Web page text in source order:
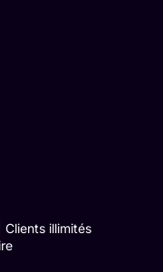
Clients illimités